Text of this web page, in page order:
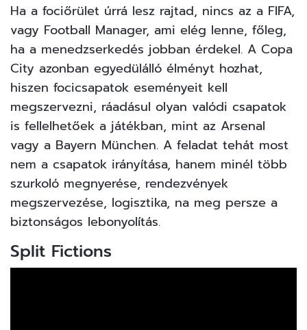
Ha a fociőrület úrrá lesz rajtad, nincs az a FIFA,
vagy Football Manager, ami elég lenne, főleg,
ha a menedzserkedés jobban érdekel. A Copa
City azonban egyedülálló élményt hozhat,
hiszen focicsapatok eseményeit kell
megszervezni, ráadásul olyan valódi csapatok
is fellelhetőek a játékban, mint az Arsenal
vagy a Bayern München. A feladat tehát most
nem a csapatok irányítása, hanem minél több
szurkoló megnyerése, rendezvények
megszervezése, logisztika, na meg persze a
biztonságos lebonyolítás.
Split Fictions